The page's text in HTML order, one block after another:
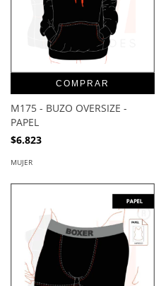
COMPRAR
M175 - BUZO OVERSIZE -
PAPEL
$6.823
MUJER